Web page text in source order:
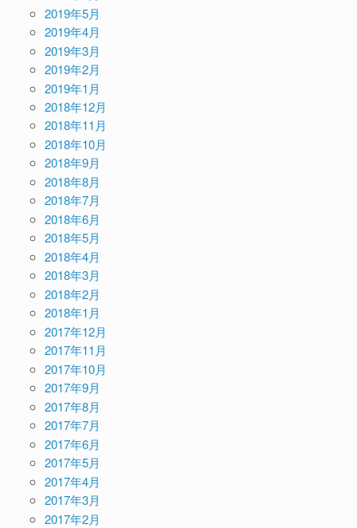
2019年5月
2019年4月
2019年3月
2019年2月
2019年1月
2018年12月
2018年11月
2018年10月
2018年9月
2018年8月
2018年7月
2018年6月
2018年5月
2018年4月
2018年3月
2018年2月
2018年1月
2017年12月
2017年11月
2017年10月
2017年9月
2017年8月
2017年7月
2017年6月
2017年5月
2017年4月
2017年3月
2017年2月